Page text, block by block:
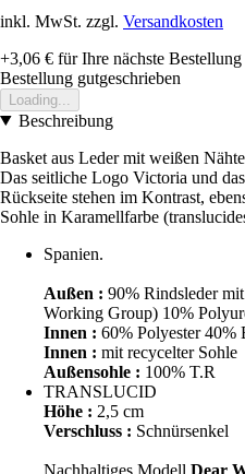
inkl. MwSt. zzgl. Versandkosten
+3,06 € für Ihre nächste Bestellung
Bestellung gutgeschrieben
Loading...
Beschreibung
Basket aus Leder mit weißen
Das seitliche Logo Victoria und
Rückseite stehen im Kontrast,
Sohle in Karamellfarbe
Spanien.
Außen : 90% Rindsleder
Working Group) 10%
Innen : 60% Polyester 40%
Innen : mit recycelter Sohle
Außensohle : 100% T.R
TRANSLUCID
Höhe : 2,5 cm
Verschluss : Schnürsenkel
Nachhaltiges Modell Dear